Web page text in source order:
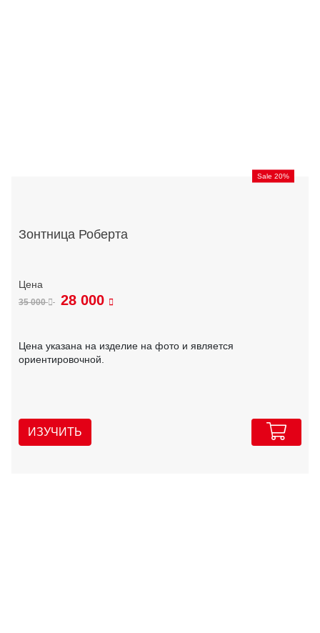
Sale 20%
Зонтница Роберта
35 000 28 000
Цена указана на изделие на фото и является
ориентировочной.
ИЗУЧИТЬ